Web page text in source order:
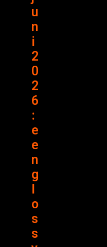
u
n
i
2
0
2
6
:
e
e
n
g
l
o
s
s